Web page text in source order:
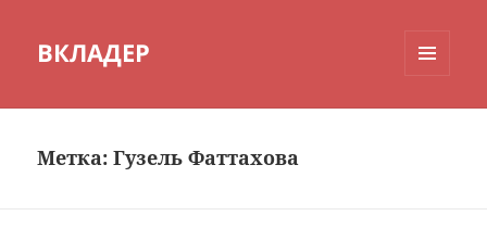
ВКЛАДЕР
Метка:Гузель Фаттахова